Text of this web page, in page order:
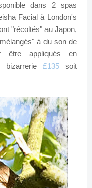
dans 2 spas
Facialà London's
"récoltés" au Japon,
" à du son de
appliqués en
bizarrerie£135
soit